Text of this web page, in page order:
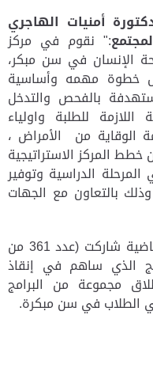
أمنيات الهاجري
:" نقوم في مركز
الإنسان في سن مبكر،
خطوة مهمه وأساسية
بالفحص والتدخل
اللازمة للطلبة واولياء
الوقاية من الأمراض ،
المركز الاستراتيجية
الدراسية وتوفير
بالتعاون مع الجهات
والجدير بالذكر أن خلال السنوات الماضية شاركت (عدد 361 من
الذي ساهم في إنقاذ
مجموعة من البرامج
الطلاب في سن مبكرة.